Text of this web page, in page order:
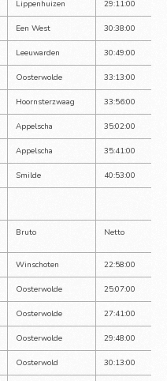
Lippenhuizen 29:11:00
Een West 30:38:00
Leeuwarden 30:49:00
Oosterwolde 33:13:00
Hoornsterzwaag 33:56:00
Appelscha 35:02:00
Appelscha 35:41:00
Smilde 40:53:00
Bruto Netto
Winschoten 22:58:00
Oosterwolde 25:07:00
Oosterwolde 27:41:00
Oosterwolde 29:48:00
Oosterwold 30:13:00